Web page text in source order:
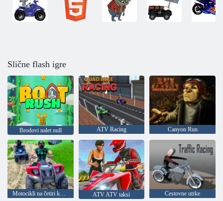
Slične flash igre
Brodovi nalet null ATV Racing Canyon Run
Motocikli na četiri kotača: Off-road utrke ATV ATV taksi Cestovne utrke